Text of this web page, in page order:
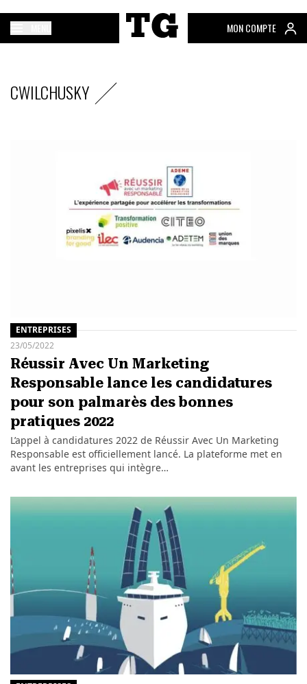
MON COMPTE
CWILCHUSKY
ENTREPRISES
23/05/2022
Réussir Avec Un Marketing
Responsable lance les candidatures
pour son palmarès des bonnes
pratiques 2022
L’appel à candidatures 2022 de Réussir Avec Un Marketing
Responsable est officiellement lancé. La plateforme met en
avant les entreprises qui intègre…